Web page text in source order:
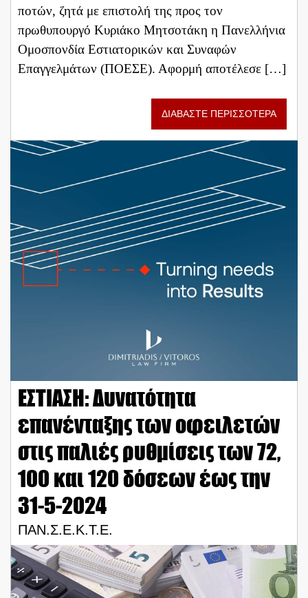
ποτών, ζητά με επιστολή της προς τον
πρωθυπουργό Κυριάκο Μητσοτάκη η Πανελλήνια
Ομοσπονδία Εστιατορικών και Συναφών
Επαγγελμάτων (ΠΟΕΣΕ). Αφορμή αποτέλεσε […]
ΔΙΑΒΑΣΤΕ ΠΕΡΙΣΣΟΤΕΡΑ
ΕΣΤΙΑΣΗ: Δυνατότητα
επανένταξης των οφειλετών
στις παλιές ρυθμίσεις των 72,
100 και 120 δόσεων έως την
31-5-2024
ΠΑΝ.Σ.Ε.Κ.Τ.Ε.